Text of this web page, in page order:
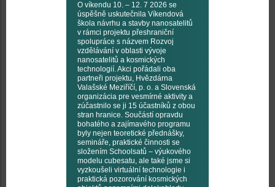
O víkendu 10. – 12. 7 2026 se
úspěšně uskutečnila Víkendová
škola návrhu a stavby nanosatelitů
v rámci projektu přeshraniční
spolupráce s názvem Rozvoj
vzdělávání v oblasti vývoje
nanosatelitů a kosmických
technologií. Akci pořádali oba
partneři projektu, Hvězdárna
Valašské Meziříčí, p. o. a Slovenská
organizácia pre vesmírné aktivity a
zúčastnilo se ji 15 účastníků z obou
stran hranice. Součástí opravdu
bohatého a zajímavého programu
byly nejen teoretické přednášky,
semináře, praktické činnosti se
složením Schoolsatů – výukového
modelu cubesatu, ale také jsme si
vyzkoušeli virtuální technologie i
praktická pozorování kosmických